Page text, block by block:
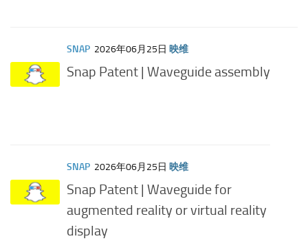
SNAP 2026年06月25日 映维
Snap Patent | Waveguide assembly
SNAP 2026年06月25日 映维
Snap Patent | Waveguide for
augmented reality or virtual reality
display